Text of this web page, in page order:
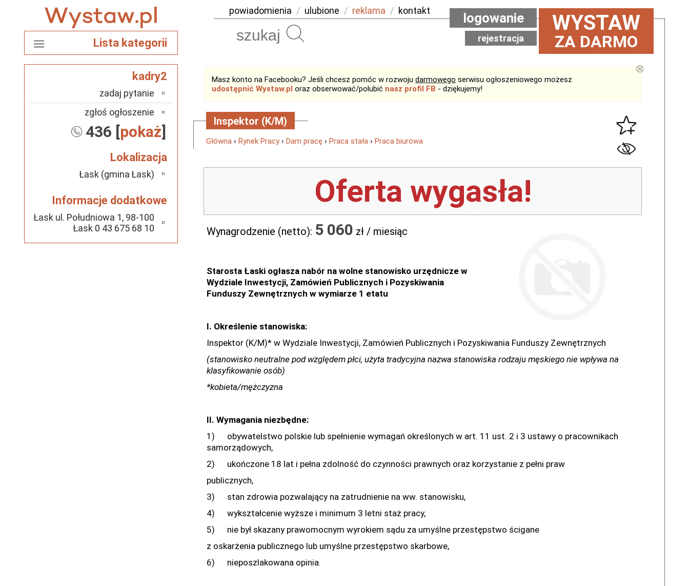
powiadomienia / ulubione / reklama / kontakt WYSTAW
ZA DARMO
logowanie
rejestracja
Masz konto na Facebooku? Jeśli chcesz pomóc w rozwoju darmowego serwisu ogłoszeniowego możesz
udostępnić Wystaw.pl oraz obserwować/polubić nasz profil FB - dziękujemy!
⊗
Inspektor (K/M)
Główna › Rynek Pracy› Dam pracę › Praca stała › Praca biurowa
Oferta wygasła!
Wynagrodzenie (netto): 5 060 zł / miesiąc
Starosta Łaski ogłasza nabór na wolne stanowisko urzędnicze w
Wydziale Inwestycji, Zamówień Publicznych i Pozyskiwania
Funduszy Zewnętrznych w wymiarze 1 etatu
I. Określenie stanowiska:
Inspektor (K/M)* w Wydziale Inwestycji, Zamówień Publicznych i Pozyskiwania Funduszy Zewnętrznych
(stanowisko neutralne pod względem płci, użyta tradycyjna nazwa stanowiska rodzaju męskiego nie wpływa na
klasyfikowanie osób)
*kobieta/mężczyzna
II. Wymagania niezbędne:
1) obywatelstwo polskie lub spełnienie wymagań określonych w art. 11 ust. 2 i 3 ustawy o pracownikach
samorządowych,
2) ukończone 18 lat i pełna zdolność do czynności prawnych oraz korzystanie z pełni praw
publicznych,
3) stan zdrowia pozwalający na zatrudnienie na ww. stanowisku,
4) wykształcenie wyższe i minimum 3 letni staż pracy,
5) nie był skazany prawomocnym wyrokiem sądu za umyślne przestępstwo ścigane
z oskarżenia publicznego lub umyślne przestępstwo skarbowe,
6) nieposzlakowana opinia.
Lista kategorii
kadry2
zadaj pytanie
zgłoś ogłoszenie
436 [pokaż]
Lokalizacja
Łask (gmina Łask)
Informacje dodatkowe
Łask ul. Południowa 1, 98-100
Łask 0 43 675 68 10